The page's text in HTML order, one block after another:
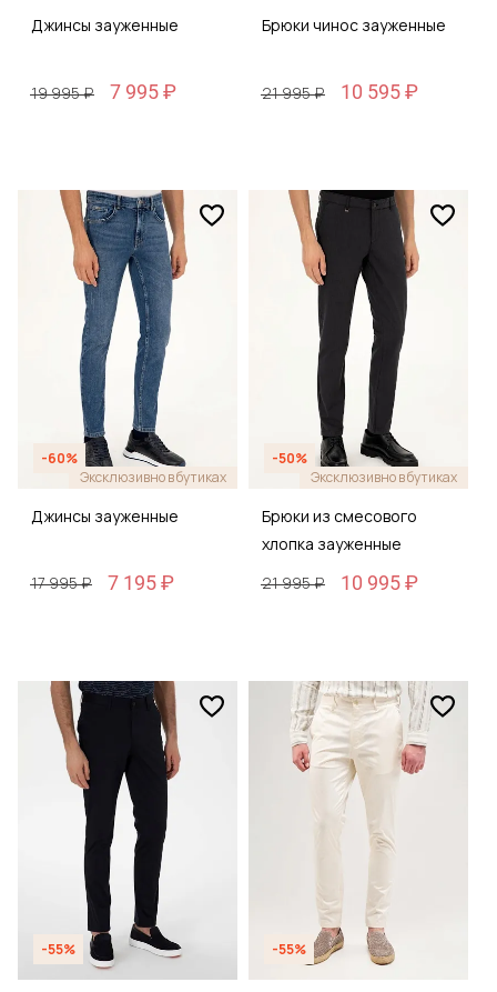
Джинсы зауженные
19 995 ₽ 7 995 ₽
Брюки чинос зауженные
21 995 ₽ 10 595 ₽
-60%
Эксклюзивно в бутиках
Джинсы зауженные
17 995 ₽ 7 195 ₽
-50%
Эксклюзивно в бутиках
Брюки из смесового
хлопка зауженные
21 995 ₽
10 995 ₽
-55% -55%